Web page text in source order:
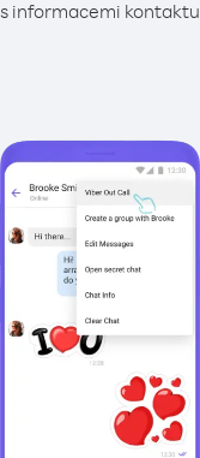
s informacemi kontaktu